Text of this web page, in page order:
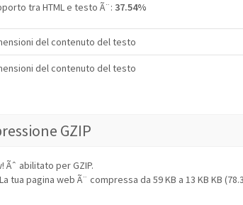
tra HTML e testo Ã¨: 37.54%
del contenuto del testo
del contenuto del testo
GZIP
Ãˆ abilitato per GZIP.
La tua pagina web Ã¨ compressa da 59 KB a 13 KB KB